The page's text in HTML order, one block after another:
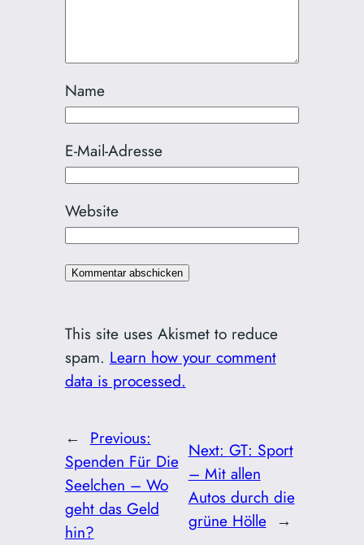
Name
E-Mail-Adresse
Website
This site uses Akismet to reduce
spam. Learn how your comment
data is processed.
← Previous:
Spenden Für Die
Seelchen – Wo
geht das Geld
hin?
Next: GT: Sport
– Mit allen
Autos durch die
grüne Hölle →